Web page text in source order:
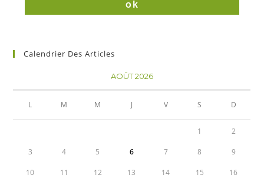
Calendrier Des Articles
AOÛT 2026
L M M J V S D
1 2
3 4 5 6 7 8 9
10 11 12 13 14 15 16